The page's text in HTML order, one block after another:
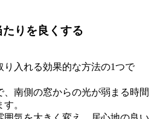
たりを良くする
入れる効果的な方法の1つで
南側の窓からの光が弱まる時間
。